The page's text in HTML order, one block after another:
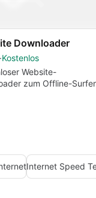
Downloader
Kostenlos
Website-
zum Offline-
Internet Speed